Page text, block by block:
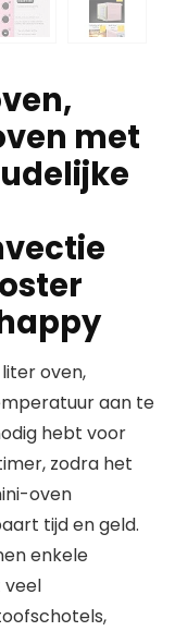
met
liter oven,
aan te
hebt voor
zodra het
oven
tijd en geld.
enkele
veel